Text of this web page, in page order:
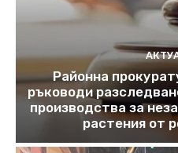
Районна
ръководи
производства за
растения от